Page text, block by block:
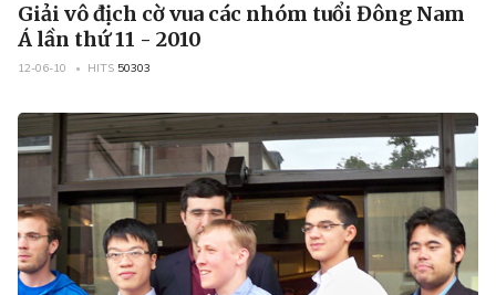
Giải vô địch cờ vua các nhóm tuổi Đông Nam
Á lần thứ 11 - 2010
12-06-10 HITS 50303